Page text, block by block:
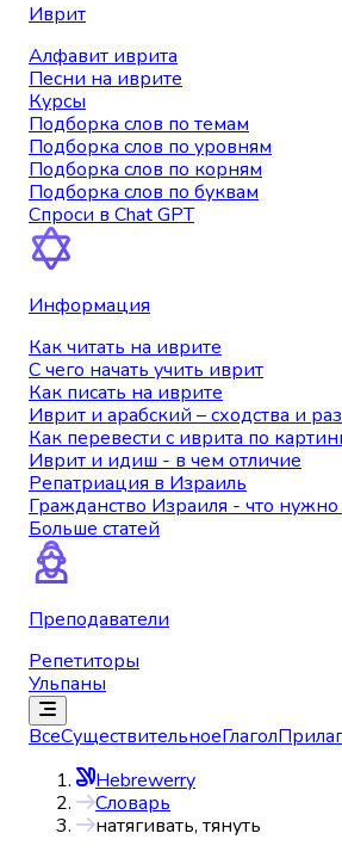
Иврит
Алфавит иврита
Песни на иврите
Курсы
Подборка слов по темам
Подборка слов по уровням
Подборка слов по корням
Подборка слов по буквам
Спроси в Chat GPT
Информация
Как читать на иврите
С чего начать учить иврит
Как писать на иврите
Иврит и арабский – сходства и
Как перевести с иврита по
Иврит и идиш - в чем отличие
Репатриация в Израиль
Гражданство Израиля - что нужно
Больше статей
Преподаватели
Репетиторы
Ульпаны
ВсеСуществительноеГлагол
Hebrewerry
Словарь
натягивать, тянуть